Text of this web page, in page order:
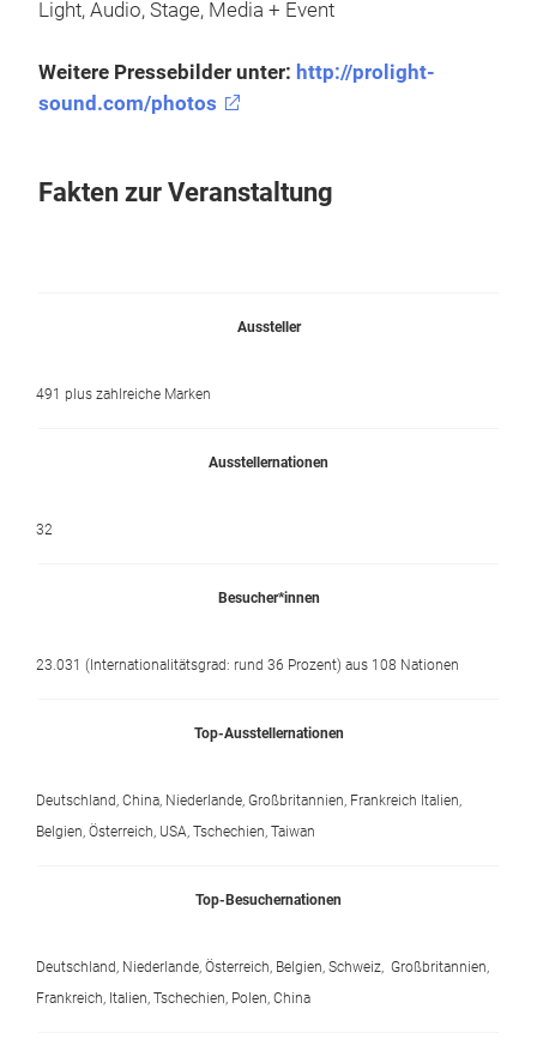
Light, Audio, Stage, Media + Event
Weitere Pressebilder unter: http://prolight-
sound.com/photos
Fakten zur Veranstaltung
Aussteller
491 plus zahlreiche Marken
Ausstellernationen
32
Besucher*innen
23.031 (Internationalitätsgrad: rund 36 Prozent) aus 108 Nationen
Top-Ausstellernationen
Deutschland, China, Niederlande, Großbritannien, Frankreich Italien,
Belgien, Österreich, USA, Tschechien, Taiwan
Top-Besuchernationen
Deutschland, Niederlande, Österreich, Belgien, Schweiz, Großbritannien,
Frankreich, Italien, Tschechien, Polen, China